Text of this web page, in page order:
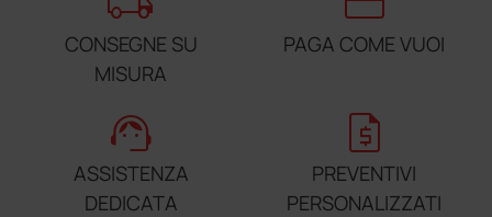
CONSEGNE SU
MISURA
PAGA COME VUOI
support_agent
ASSISTENZA
DEDICATA
request_quote
PREVENTIVI
PERSONALIZZATI